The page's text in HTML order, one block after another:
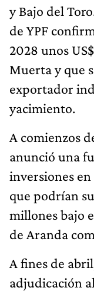
y Bajo del
de YPF
2028 unos
Muerta y que
exportador
yacimiento.
A comienzos
anunció una
inversiones
que podrían
millones bajo
de Aranda
A fines de
adjudicación